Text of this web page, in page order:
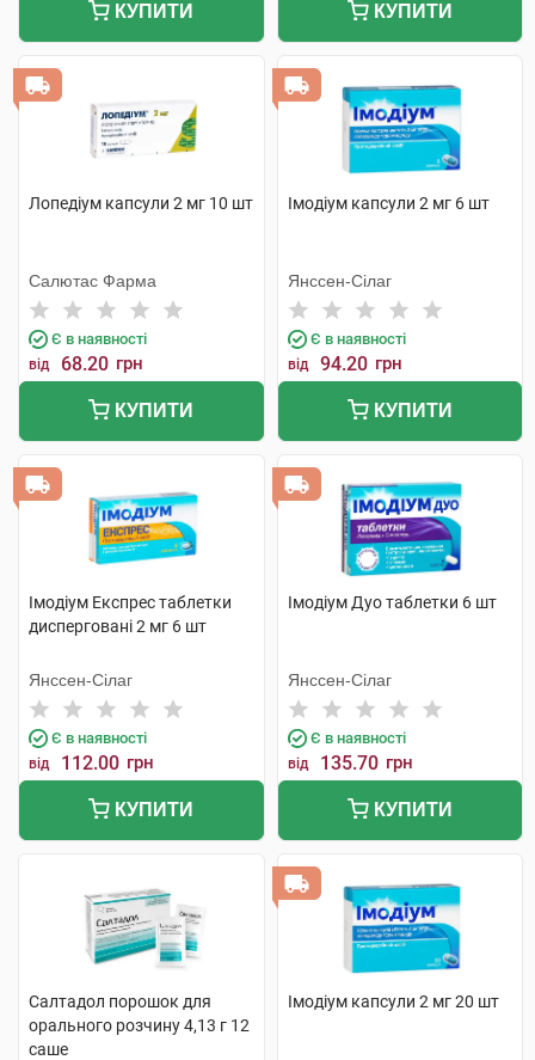
КУПИТИ КУПИТИ
Лопедіум капсули 2 мг 10 шт
Салютас Фарма
Є в наявності
від 68.20 грн
КУПИТИ
Імодіум капсули 2 мг 6 шт
Янссен-Сілаг
Є в наявності
від 94.20 грн
КУПИТИ
Імодіум Експрес таблетки
дисперговані 2 мг 6 шт
Янссен-Сілаг
Є в наявності
від 112.00 грн
КУПИТИ
Імодіум Дуо таблетки 6 шт
Янссен-Сілаг
Є в наявності
від 135.70 грн
КУПИТИ
Салтадол порошок для
орального розчину 4,13 г 12
саше
Імодіум капсули 2 мг 20 шт